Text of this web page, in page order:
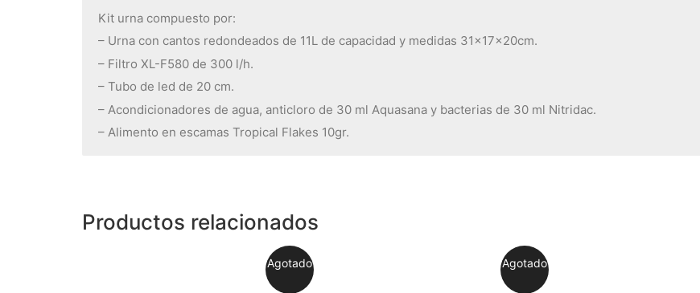
Kit urna compuesto por:
– Urna con cantos redondeados de 11L de capacidad y medidas 31x17x20cm.
– Filtro XL-F580 de 300 l/h.
– Tubo de led de 20 cm.
– Acondicionadores de agua, anticloro de 30 ml Aquasana y bacterias de 30 ml Nitridac.
– Alimento en escamas Tropical Flakes 10gr.
Productos relacionados
Agotado Agotado